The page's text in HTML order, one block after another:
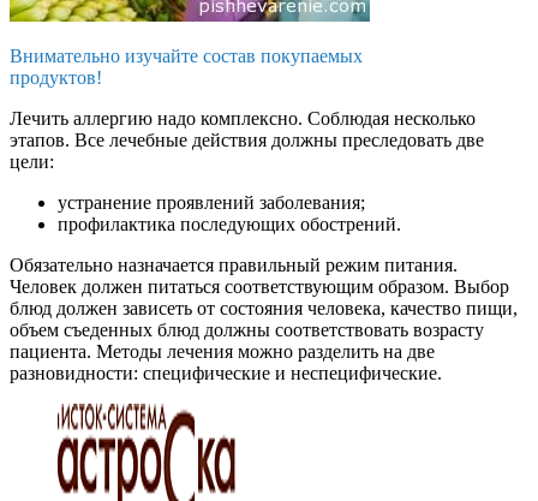
Внимательно изучайте состав покупаемых
продуктов!
Лечить аллергию надо комплексно. Соблюдая несколько
этапов. Все лечебные действия должны преследовать две
цели:
устранение проявлений заболевания;
профилактика последующих обострений.
Обязательно назначается правильный режим питания.
Человек должен питаться соответствующим образом. Выбор
блюд должен зависеть от состояния человека, качество пищи,
объем съеденных блюд должны соответствовать возрасту
пациента. Методы лечения можно разделить на две
разновидности: специфические и неспецифические.